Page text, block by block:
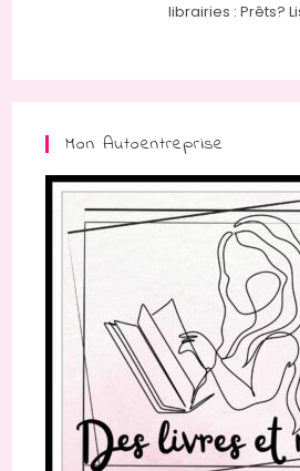
librairies : Prêts?
Mon Autoentreprise